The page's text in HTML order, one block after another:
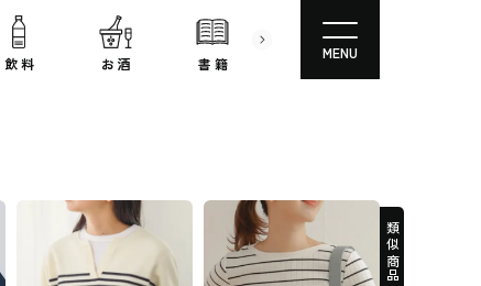
飲 料 お 酒 書 籍 文房具
MENU
類似商品